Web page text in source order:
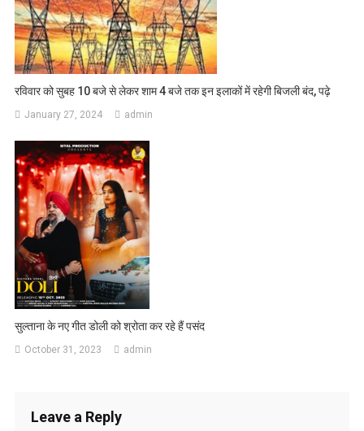
रविवार को सुबह 10 बजे से लेकर शाम 4 बजे तक इन इलाकों में रहेगी बिजली बंद, पढ़े
January 27, 2024 admin
सुल्ताना के नए गीत डोली को श्रोता कर रहे हैं पसंद
October 31, 2023 admin
Leave a Reply